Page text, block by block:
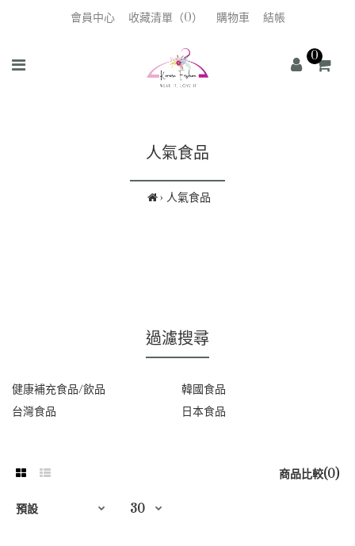
會員中心 收藏清單（0） 購物車 結帳
0
人氣食品
人氣食品
過濾搜尋
健康補充食品/飲品
韓國食品
台灣食品
日本食品
商品比較(0)